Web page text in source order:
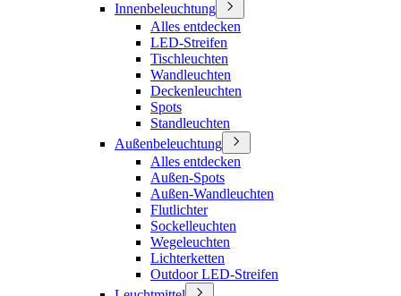
Innenbeleuchtung
Alles entdecken
LED-Streifen
Tischleuchten
Wandleuchten
Deckenleuchten
Spots
Standleuchten
Außenbeleuchtung
Alles entdecken
Außen-Spots
Außen-Wandleuchten
Flutlichter
Sockelleuchten
Wegeleuchten
Lichterketten
Outdoor LED-Streifen